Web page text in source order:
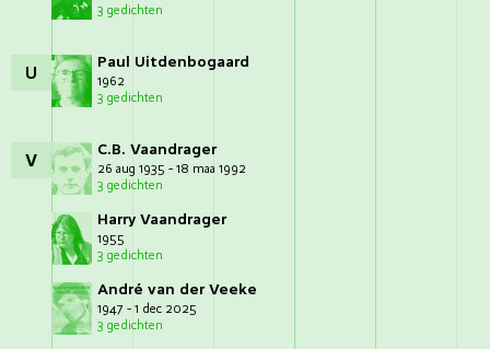
3 gedichten
U Paul Uitdenbogaard
1962
3 gedichten
V C.B. Vaandrager
26 aug 1935 - 18 maa 1992
3 gedichten
Harry Vaandrager
1955
3 gedichten
André van der Veeke
1947 - 1 dec 2025
3 gedichten